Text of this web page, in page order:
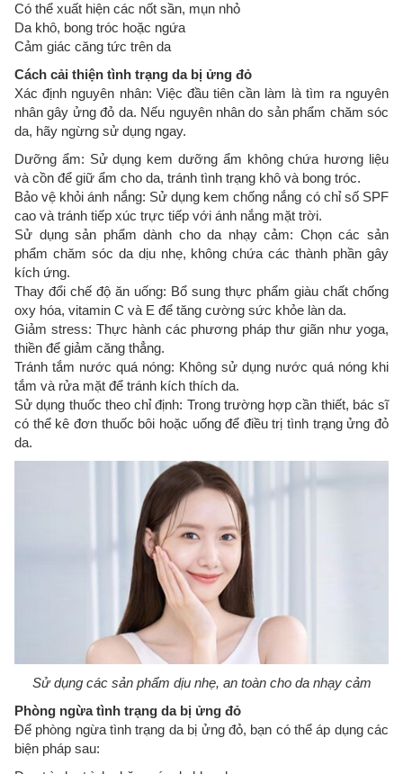
Có thể xuất hiện các nốt sần, mụn nhỏ
Da khô, bong tróc hoặc ngứa
Cảm giác căng tức trên da
Cách cải thiện tình trạng da bị ửng đỏ
Xác định nguyên nhân: Việc đầu tiên cần làm là tìm ra nguyên
nhân gây ửng đỏ da. Nếu nguyên nhân do sản phẩm chăm sóc
da, hãy ngừng sử dụng ngay.
Dưỡng ẩm: Sử dụng kem dưỡng ẩm không chứa hương liệu
và cồn để giữ ẩm cho da, tránh tình trạng khô và bong tróc.
Bảo vệ khỏi ánh nắng: Sử dụng kem chống nắng có chỉ số SPF
cao và tránh tiếp xúc trực tiếp với ánh nắng mặt trời.
Sử dụng sản phẩm dành cho da nhạy cảm: Chọn các sản
phẩm chăm sóc da dịu nhẹ, không chứa các thành phần gây
kích ứng.
Thay đổi chế độ ăn uống: Bổ sung thực phẩm giàu chất chống
oxy hóa, vitamin C và E để tăng cường sức khỏe làn da.
Giảm stress: Thực hành các phương pháp thư giãn như yoga,
thiền để giảm căng thẳng.
Tránh tắm nước quá nóng: Không sử dụng nước quá nóng khi
tắm và rửa mặt để tránh kích thích da.
Sử dụng thuốc theo chỉ định: Trong trường hợp cần thiết, bác sĩ
có thể kê đơn thuốc bôi hoặc uống để điều trị tình trạng ửng đỏ
da.
Sử dụng các sản phẩm dịu nhẹ, an toàn cho da nhạy cảm
Phòng ngừa tình trạng da bị ửng đỏ
Để phòng ngừa tình trạng da bị ửng đỏ, bạn có thể áp dụng các
biện pháp sau: